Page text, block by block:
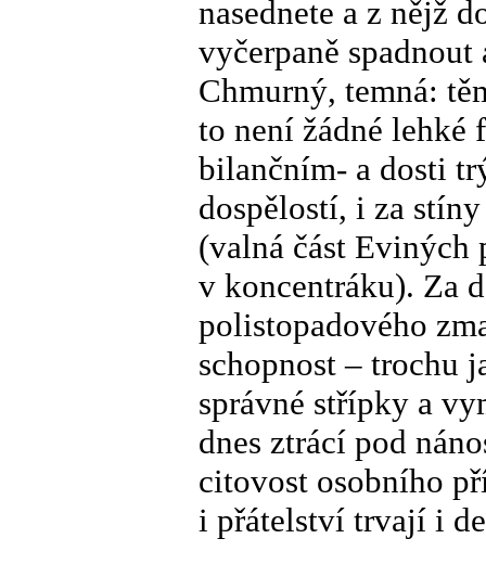
nasednete a z nějž
vyčerpaně
Chmurný, temná:
to není žádné lehké
bilančním- a dosti
dospělostí, i za
(valná část Eviných
v koncentráku). Za
polistopadového
schopnost – trochu
správné střípky a
dnes ztrácí pod
citovost osobního
i přátelství trvají i